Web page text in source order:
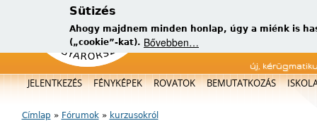
Sütizés
Ahogy majdnem minden honlap, úgy a miénk is
(„cookie”-kat). Bővebben…
új,
Főmenü
JELENTKEZÉS FÉNYKÉPEK ROVATOK BEMUTATKOZÁS
Jelenlegi hely
Címlap » Fórumok» kurzusokról